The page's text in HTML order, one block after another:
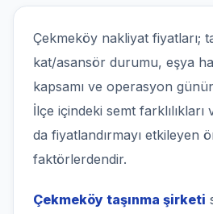
Çekmeköy nakliyat fiyatları;
kat/asansör durumu, eşya
kapsamı ve operasyon
İlçe içindeki semt
da fiyatlandırmayı etkileyen
faktörlerdendir.
Çekmeköy taşınma şirketi